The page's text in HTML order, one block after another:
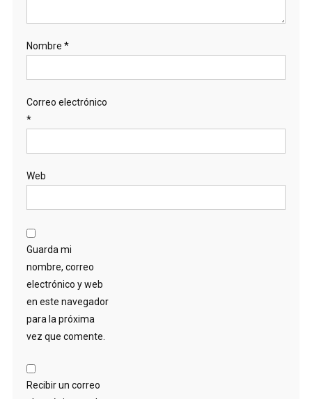
Nombre *
Correo electrónico
*
Web
Guarda mi
nombre, correo
electrónico y web
en este navegador
para la próxima
vez que comente.
Recibir un correo